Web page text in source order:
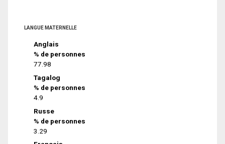
LANGUE MATERNELLE
Anglais
% de personnes
77.98
Tagalog
% de personnes
4.9
Russe
% de personnes
3.29